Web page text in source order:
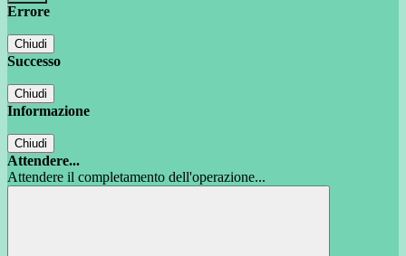
Errore
Chiudi
Successo
Chiudi
Informazione
Chiudi
Attendere...
Attendere il completamento dell'operazione...